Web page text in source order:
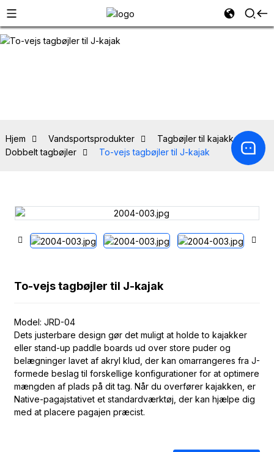
Hjem Vandsportsprodukter
Tagbøjler til kajakker
Dobbelt tagbøjler
To-vejs tagbøjler til J-kajak
To-vejs tagbøjler til J-kajak
Model: JRD-04
Dets justerbare design gør det muligt at holde to kajakker
eller stand-up paddle boards ud over store puder og
belægninger lavet af akryl klud, der kan omarrangeres fra J-
formede beslag til forskellige konfigurationer for at optimere
mængden af ​​plads på dit tag. Når du overfører kajakken, er
Native-pagajstativet et standardværktøj, der kan hjælpe dig
med at placere pagajen præcist.